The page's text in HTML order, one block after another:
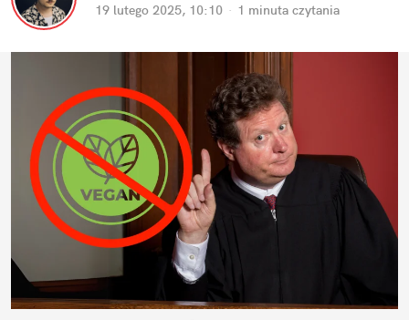
19 lutego 2025, 10:10 · 1 minuta czytania